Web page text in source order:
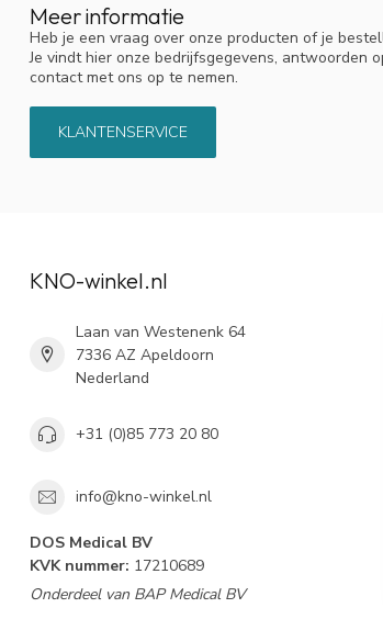
Meer informatie
Heb je een vraag over onze producten of je
Je vindt hier onze bedrijfsgegevens, antwoorden
contact met ons op te nemen.
KLANTENSERVICE
KNO-winkel.nl
Laan van Westenenk 64
7336 AZ Apeldoorn
Nederland
+31 (0)85 773 20 80
info@kno-winkel.nl
DOS Medical BV
KVK nummer: 17210689
Onderdeel van BAP Medical BV